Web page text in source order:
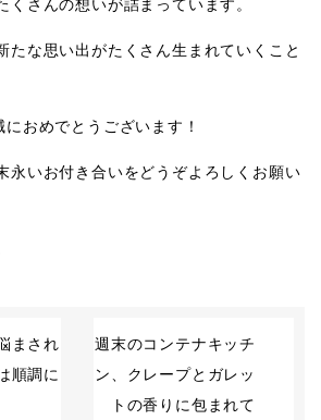
くさんの想いが詰まっています。
たな思い出がたくさん生まれていくこと
おめでとうございます！
永いお付き合いをどうぞよろしくお願い
まされ
順調に
週末のコンテナキッチ
ン、クレープとガレッ
トの香りに包まれて